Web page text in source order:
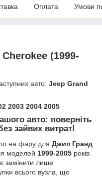
Оплата Умови
(1999-
авто: Jeep Grand
2003 2004 2005
авто: поверніть
зайвих витрат!
на фару для Джип Гранд
моделей 1999-2005 років
замінити лише
всього вузла, що